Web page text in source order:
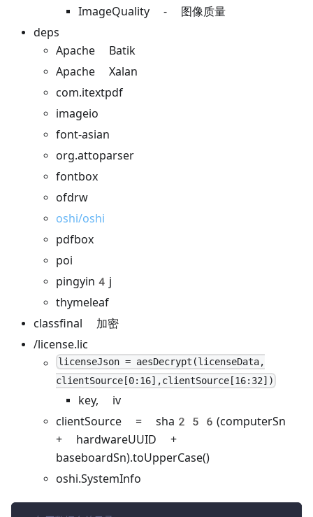
ImageQuality - 图像质量
deps
Apache Batik
Apache Xalan
com.itextpdf
imageio
font-asian
org.attoparser
fontbox
ofdrw
oshi/oshi
pdfbox
poi
pingyin4j
thymeleaf
classfinal 加密
/license.lic
licenseJson = aesDecrypt(licenseData,
clientSource[0:16],clientSource[16:32])
key, iv
clientSource = sha256(computerSn
+ hardwareUUID +
baseboardSn).toUpperCase()
oshi.SystemInfo